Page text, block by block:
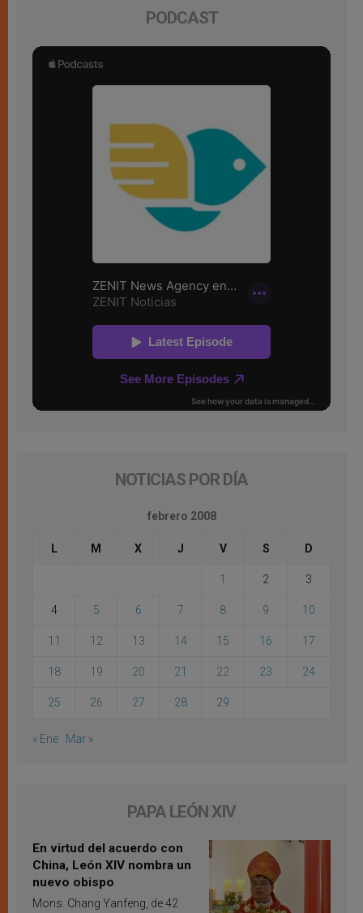
PODCAST
NOTICIAS POR DÍA
febrero 2008
L M X J V S D
1 2 3
4 5 6 7 8 9 10
11 12 13 14 15 16 17
18 19 20 21 22 23 24
25 26 27 28 29
« Ene Mar »
PAPA LEÓN XIV
En virtud del acuerdo con
China, León XIV nombra un
nuevo obispo
Mons. Chang Yanfeng, de 42